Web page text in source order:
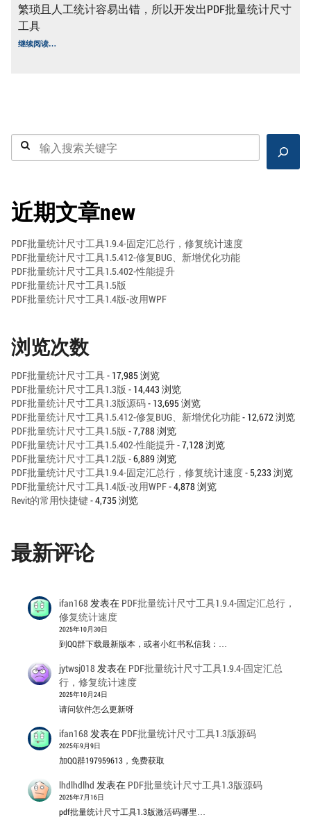
繁琐且人工统计容易出错，所以开发出PDF批量统计尺寸
工具
继续阅读PDF
批
…
搜
索
近期文章new
PDF批量统计尺寸工具1.9.4-固定汇总行，修复统计速度
PDF批量统计尺寸工具1.5.412-修复BUG、新增优化功能
PDF批量统计尺寸工具1.5.402-性能提升
PDF批量统计尺寸工具1.5版
PDF批量统计尺寸工具1.4版-改用WPF
浏览次数
PDF批量统计尺寸工具- 17,985 浏览
PDF批量统计尺寸工具1.3版 - 14,443 浏览
PDF批量统计尺寸工具1.3版源码- 13,695 浏览
PDF批量统计尺寸工具1.5.412-修复BUG、新增优化功能- 12,672 浏览
PDF批量统计尺寸工具1.5版 - 7,788 浏览
PDF批量统计尺寸工具1.5.402-性能提升- 7,128 浏览
PDF批量统计尺寸工具1.2版 - 6,889 浏览
PDF批量统计尺寸工具1.9.4-固定汇总行，修复统计速度- 5,233 浏览
PDF批量统计尺寸工具1.4版-改用WPF- 4,878 浏览
Revit的常用快捷键- 4,735 浏览
最新评论
ifan168发表在 PDF批量统计尺寸工具1.9.4-固定汇总行，
修复统计速度
2025年10月30日
到QQ群下载最新版本，或者小红书私信我：…
jytwsj018发表在 PDF批量统计尺寸工具1.9.4-固定汇总
行，修复统计速度
2025年10月24日
请问软件怎么更新呀
ifan168发表在 PDF批量统计尺寸工具1.3版源码
2025年9月9日
加QQ群197959613，免费获取
lhdlhdlhd 发表在 PDF批量统计尺寸工具1.3版源码
2025年7月16日
pdf批量统计尺寸工具1.3版激活码哪里…